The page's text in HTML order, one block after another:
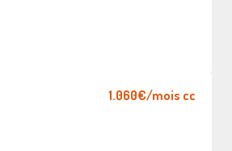
1.060€/mois cc